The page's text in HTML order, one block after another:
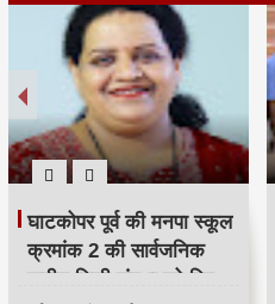
स्वच्छता कर्मियों से जुड़ी
योजनाओं का प्रभावी
क्रियान्वयन सुनिश्चित करें —